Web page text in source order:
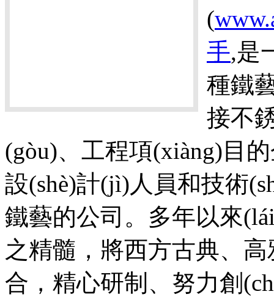
(
手,是
種鐵藝
接不
(gòu)、工程項(xiàng)目
設(shè)計(jì)人員和技術
鐵藝的公司。多年以來
之精髓，將西方古典
合，精心研制、努力創